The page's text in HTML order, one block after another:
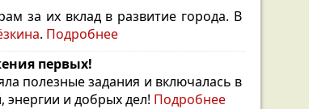
за их вклад в развитие города. В
. Подробнее
первых!
полезные задания и включалась в
и добрых дел! Подробнее